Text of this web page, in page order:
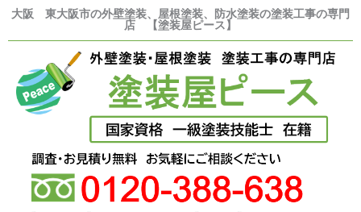
を
大阪 東大阪市の外壁塗装、屋根塗装、防水塗装の塗装工事の専門
店 【塗装屋ピース】